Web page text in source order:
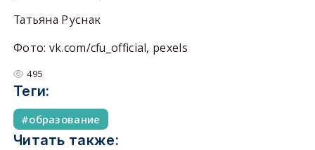
Татьяна Руснак
Фото: vk.com/cfu_official, pexels
495
Теги:
образование
Читать также: